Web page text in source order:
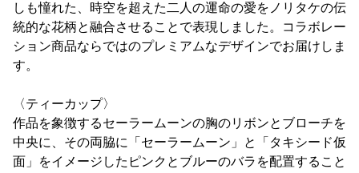
しも憧れた、時空を超えた二人の運命の愛をノリタケの伝
統的な花柄と融合させることで表現しました。コラボレー
ション商品ならではのプレミアムなデザインでお届けしま
す。
〈ティーカップ〉
作品を象徴するセーラームーンの胸のリボンとブローチを
中央に、その両脇に「セーラームーン」と「タキシード仮
面」をイメージしたピンクとブルーのバラを配置すること